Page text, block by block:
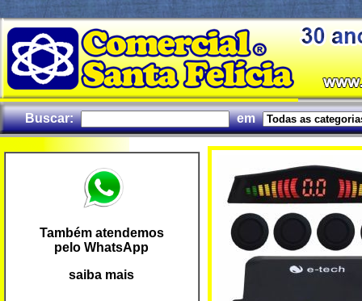
Buscar: em
Também atendemos
pelo WhatsApp
saiba mais